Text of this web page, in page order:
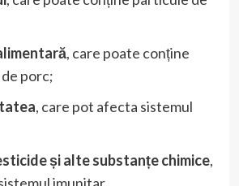
, care poate conține
porc;
, care pot afecta sistemul
și alte substanțe chimice,